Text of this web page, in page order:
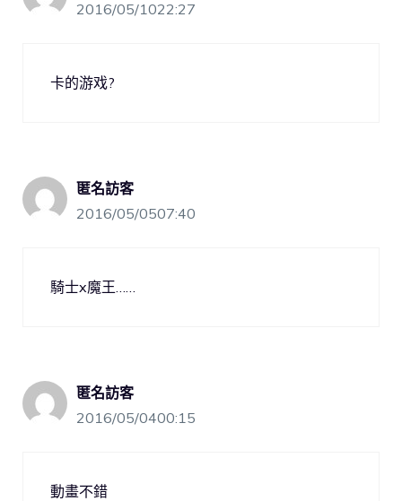
2016/05/1022:27
卡的游戏?
匿名訪客
2016/05/0507:40
騎士x魔王……
匿名訪客
2016/05/0400:15
動畫不錯